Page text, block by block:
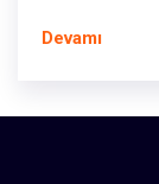
Devamı